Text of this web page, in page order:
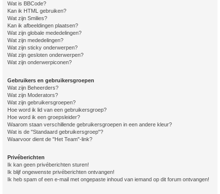
Wat is BBCode?
Kan ik HTML gebruiken?
Wat zijn Smilies?
Kan ik afbeeldingen plaatsen?
Wat zijn globale mededelingen?
Wat zijn mededelingen?
Wat zijn sticky onderwerpen?
Wat zijn gesloten onderwerpen?
Wat zijn onderwerpiconen?
Gebruikers en gebruikersgroepen
Wat zijn Beheerders?
Wat zijn Moderators?
Wat zijn gebruikersgroepen?
Hoe word ik lid van een gebruikersgroep?
Hoe word ik een groepsleider?
Waarom staan verschillende gebruikersgroepen in een andere kleur?
Wat is de "Standaard gebruikersgroep"?
Waarvoor dient de "Het Team"-link?
Privéberichten
Ik kan geen privéberichten sturen!
Ik blijf ongewenste privéberichten ontvangen!
Ik heb spam of een e-mail met ongepaste inhoud van iemand op dit forum ontvangen!